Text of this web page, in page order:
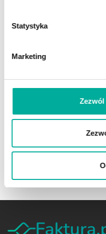
Statystyka
Marketing
Wyrażam zgodę na przetwarzanie przez
Wyrażam zgodę na wykorzystywanie
Wyrażam zgodę na otrzymywanie
ZAMÓW